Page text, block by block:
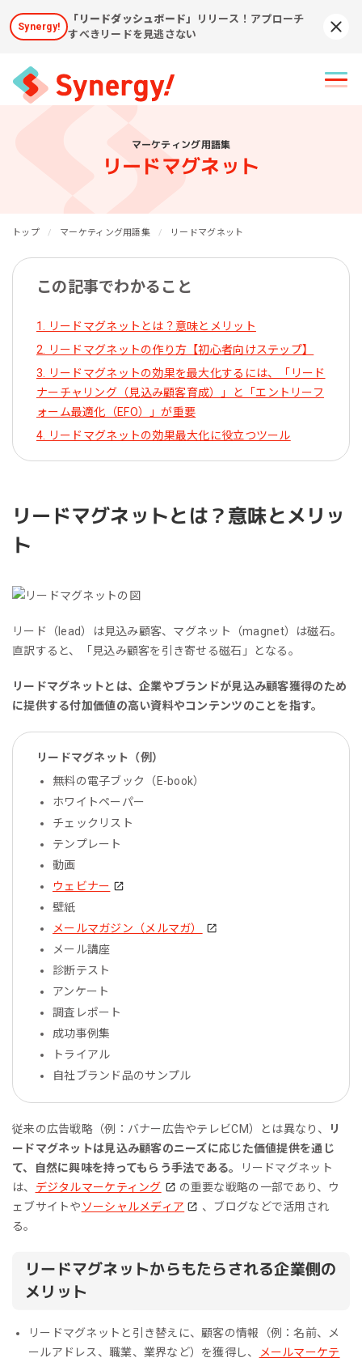
Synergy!
「リードダッシュボード」
リリース！アプローチ
すべきリードを見逃さない
マーケティング用語集
リードマグネット
トップ マーケティング用語集 リードマグネット
この記事でわかること
1. リードマグネットとは？意味とメリット
2. リードマグネットの作り方【初心者向けステップ】
3. リードマグネットの効果を最大化するには、「リード
ナーチャリング（見込み顧客育成）」と「エントリーフ
ォーム最適化（EFO）」が重要
4. リードマグネットの効果最大化に役立つツール
リードマグネットとは？意味とメリッ
ト
リード（lead）は見込み顧客、マグネット（magnet）は磁石。
直訳すると、「見込み顧客を引き寄せる磁石」となる。
リードマグネットとは、企業やブランドが見込み顧客獲得のため
に提供する付加価値の高い資料やコンテンツのことを指す。
リードマグネット（例）
無料の電子ブック（E-book）
ホワイトペーパー
チェックリスト
テンプレート
動画
ウェビナー
壁紙
メールマガジン（メルマガ）
メール講座
診断テスト
アンケート
調査レポート
成功事例集
トライアル
自社ブランド品のサンプル
従来の広告戦略（例：バナー広告やテレビCM）とは異なり、
リ
ードマグネットは見込み顧客のニーズに応じた価値提供を通じ
て、自然に興味を持ってもらう手法である。
リードマグネット
は、 デジタルマーケティング
の重要な戦略の一部であり、ウ
ェブサイトや ソーシャルメディア
、ブログなどで活用され
る。
リードマグネットからもたらされる企業側の
メリット
リードマグネットと引き替えに、顧客の情報（例：名前、メ
ールアドレス、職業、業界など）を獲得し、
メールマーケテ